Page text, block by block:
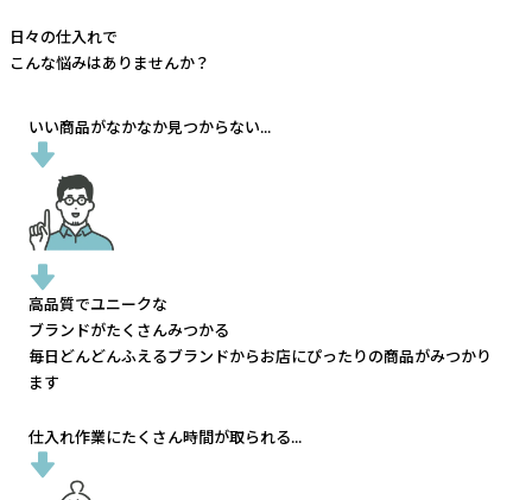
日々の仕入れで
こんな悩みはありませんか？
いい商品がなかなか見つからない...
高品質でユニークな
ブランドがたくさんみつかる
毎日どんどんふえるブランドからお店にぴったりの商品がみつかり
ます
仕入れ作業にたくさん時間が取られる...